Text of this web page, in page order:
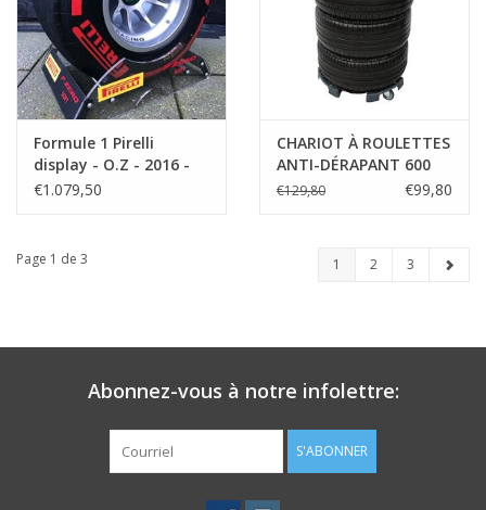
Formule 1 Pirelli
display - O.Z - 2016 -
Tyre complete on
€1.079,50
CHARIOT À ROULETTES
ANTI-DÉRAPANT 600
€129,80 €99,80
Page 1 de 3 1 2 3
Abonnez-vous à notre infolettre:
S'ABONNER